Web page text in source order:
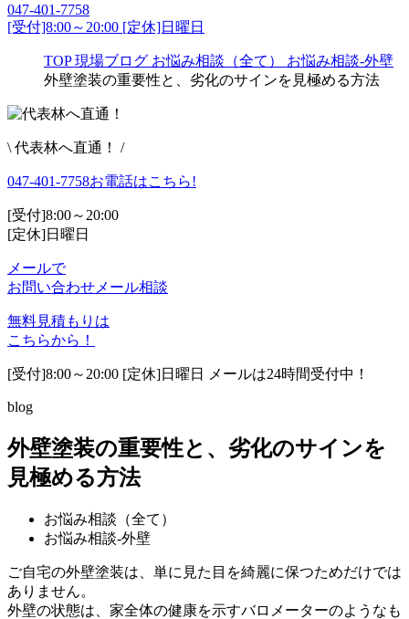
047-401-7758
[受付]8:00～20:00 [定休]日曜日
TOP 現場ブログ お悩み相談（全て）
お悩み相談-外壁
外壁塗装の重要性と、劣化のサインを見極める方法
\ 代表林へ直通！ /
047-401-7758お電話はこちら!
[受付]8:00～20:00
[定休]日曜日
メールで
お問い合わせ メール相談
無料見積もりは
こちらから！
[受付]8:00～20:00 [定休]日曜日 メールは24時間受付中！
blog
外壁塗装の重要性と、劣化のサインを
見極める方法
お悩み相談（全て）
お悩み相談-外壁
ご自宅の外壁塗装は、単に見た目を綺麗に保つためだけでは
ありません。
外壁の状態は、家全体の健康を示すバロメーターのようなも